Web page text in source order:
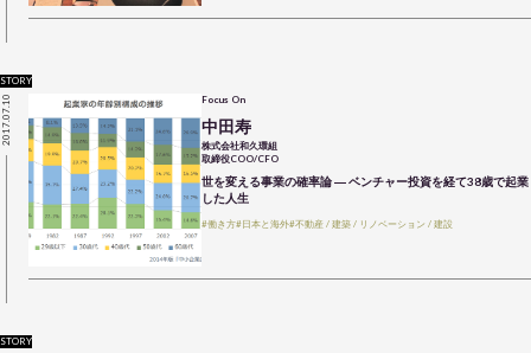
STORY
2017.07.10 Focus On
中田寿
株式会社和久環組
取締役COO/CFO
世を変える事業の確率論 ― ベンチャー投資を経て38歳で起業
した人生
#働き方#日本と海外#不動産 / 建築 / リノベーション / 建設
STORY